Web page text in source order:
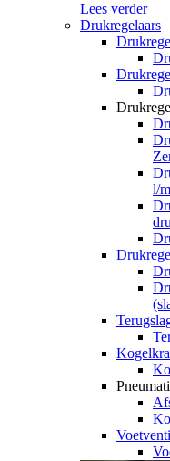
Lees verder
Drukregelaars
l/